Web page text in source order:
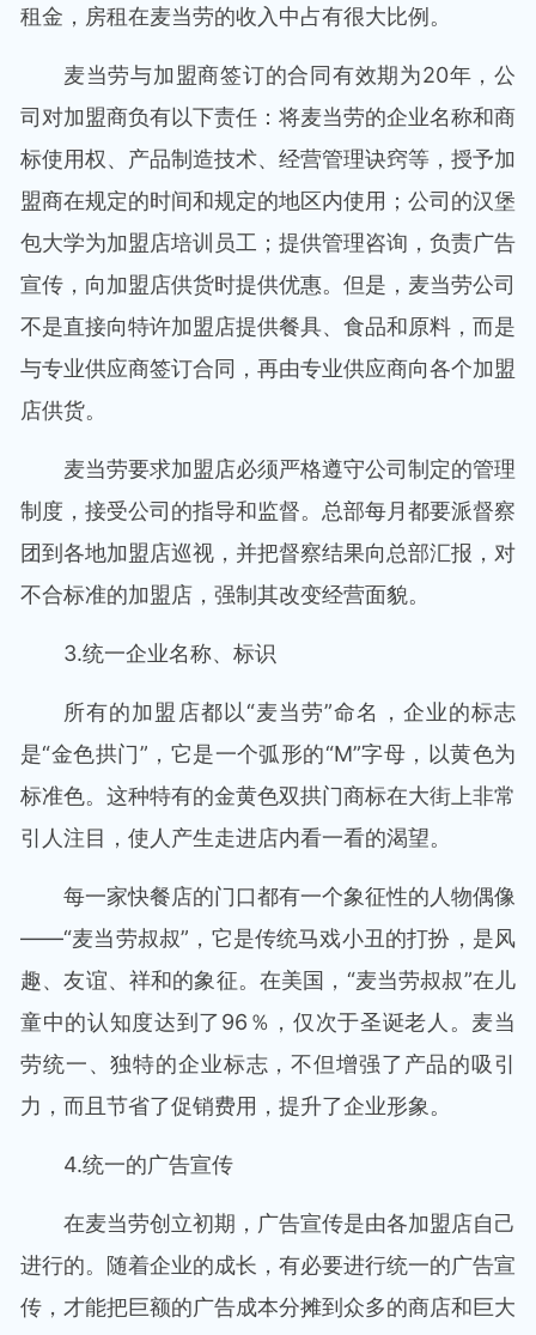
租金，房租在麦当劳的收入中占有很大比例。
麦当劳与加盟商签订的合同有效期为20年，公
司对加盟商负有以下责任：将麦当劳的企业名称和商
标使用权、产品制造技术、经营管理诀窍等，授予加
盟商在规定的时间和规定的地区内使用；公司的汉堡
包大学为加盟店培训员工；提供管理咨询，负责广告
宣传，向加盟店供货时提供优惠。但是，麦当劳公司
不是直接向特许加盟店提供餐具、食品和原料，而是
与专业供应商签订合同，再由专业供应商向各个加盟
店供货。
麦当劳要求加盟店必须严格遵守公司制定的管理
制度，接受公司的指导和监督。总部每月都要派督察
团到各地加盟店巡视，并把督察结果向总部汇报，对
不合标准的加盟店，强制其改变经营面貌。
3.统一企业名称、标识
所有的加盟店都以“麦当劳”命名，企业的标志
是“金色拱门”，它是一个弧形的“M”字母，以黄色为
标准色。这种特有的金黄色双拱门商标在大街上非常
引人注目，使人产生走进店内看一看的渴望。
每一家快餐店的门口都有一个象征性的人物偶像
——“麦当劳叔叔”，它是传统马戏小丑的打扮，是风
趣、友谊、祥和的象征。在美国，“麦当劳叔叔”在儿
童中的认知度达到了96％，仅次于圣诞老人。麦当
劳统一、独特的企业标志，不但增强了产品的吸引
力，而且节省了促销费用，提升了企业形象。
4.统一的广告宣传
在麦当劳创立初期，广告宣传是由各加盟店自己
进行的。随着企业的成长，有必要进行统一的广告宣
传，才能把巨额的广告成本分摊到众多的商店和巨大